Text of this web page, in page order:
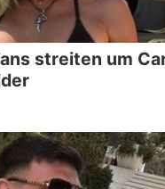
streiten um